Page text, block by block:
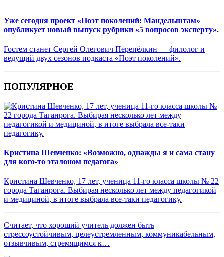
Уже сегодня проект «Поэт поколений: Мандельштам»
опубликует новый выпуск рубрики «5 вопросов эксперту».
Гостем станет Сергей Олегович Перепёлкин — филолог и
ведущий двух сезонов подкаста «Поэт поколений».
ПОПУЛЯРНОЕ
Кристина Шевченко: «Возможно, однажды я и сама стану
для кого-то эталоном педагога»
Кристина Шевченко, 17 лет, ученица 11-го класса школы № 22
города Таганрога. Выбирая несколько лет между педагогикой
и медициной, в итоге выбрала все-таки педагогику.
Считает, что хороший учитель должен быть
стрессоустойчивым, целеустремленным, коммуникабельным,
отзывчивым, стремящимся к…